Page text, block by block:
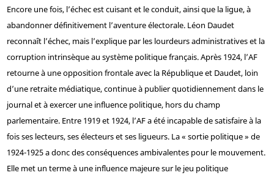
Encore une fois, l’échec est cuisant et le conduit, ainsi que la ligue, à
abandonner définitivement l’aventure électorale. Léon Daudet
reconnaît l’échec, mais l’explique par les lourdeurs administratives et la
corruption intrinsèque au système politique français. Après 1924, l’AF
retourne à une opposition frontale avec la République et Daudet, loin
d’une retraite médiatique, continue à publier quotidiennement dans le
journal et à exercer une influence politique, hors du champ
parlementaire. Entre 1919 et 1924, l’AF a été incapable de satisfaire à la
fois ses lecteurs, ses électeurs et ses ligueurs. La « sortie politique » de
1924-1925 a donc des conséquences ambivalentes pour le mouvement.
Elle met un terme à une influence majeure sur le jeu politique